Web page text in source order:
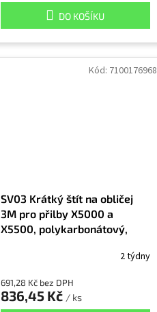
DO KOŠÍKU
SV03 Krátký štít na obličej
3M pro přilby X5000 a
X5500, polykarbonátový,
2 týdny
691,28 Kč bez DPH
836,45 Kč / ks
Kód: 7100176968